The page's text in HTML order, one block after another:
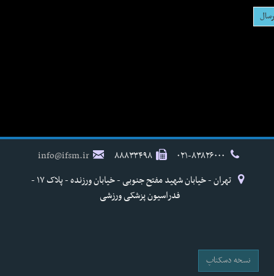
۸۸۸۳۳۴۹۸
info@ifsm.ir
تهران - خیابان شهید مفتح جنوبی - خیابان ورزنده - پلاک ۱۷ -
فدراسیون پزشکی ورزشی
نسخه دسکتاپ